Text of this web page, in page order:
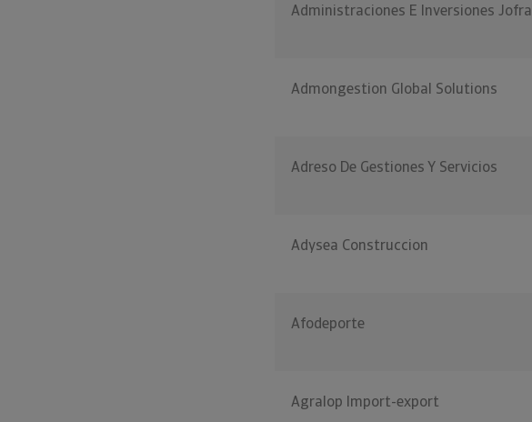
Administraciones E Inversiones Jofra
Admongestion Global Solutions
Adreso De Gestiones Y Servicios
Adysea Construccion
Afodeporte
Agralop Import-export